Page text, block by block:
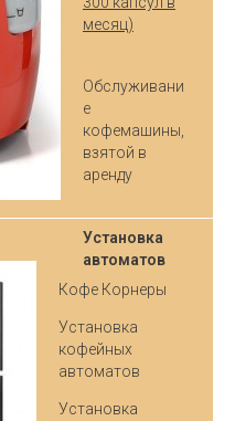
месяц)
Обслуживани
е
кофемашины,
взятой в
аренду
Установка
автоматов
Кофе Корнеры
Установка
кофейных
автоматов
Установка